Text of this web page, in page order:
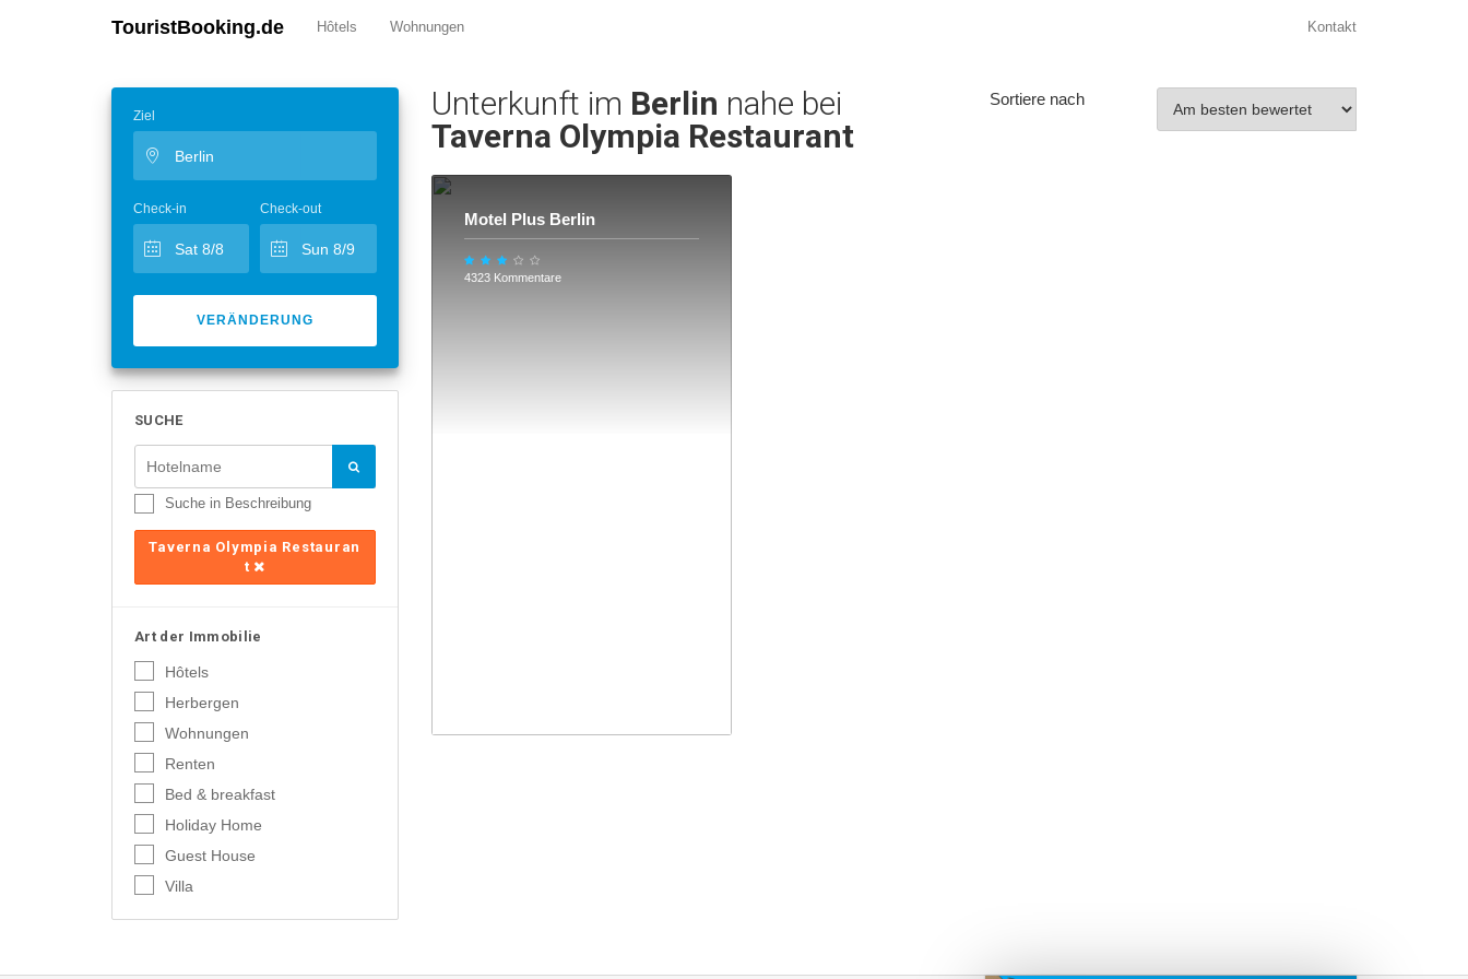
TouristBooking.de Hôtels Wohnungen Kontakt
Ziel
Check-in Check-out
VERÄNDERUNG
SUCHE
Suche in Beschreibung
Taverna Olympia Restauran
t
Art der Immobilie
Hôtels
Herbergen
Wohnungen
Renten
Bed & breakfast
Holiday Home
Guest House
Villa
Unterkunft im Berlin nahe bei
Taverna Olympia Restaurant
Sortiere nach
Motel Plus Berlin
4323 Kommentare